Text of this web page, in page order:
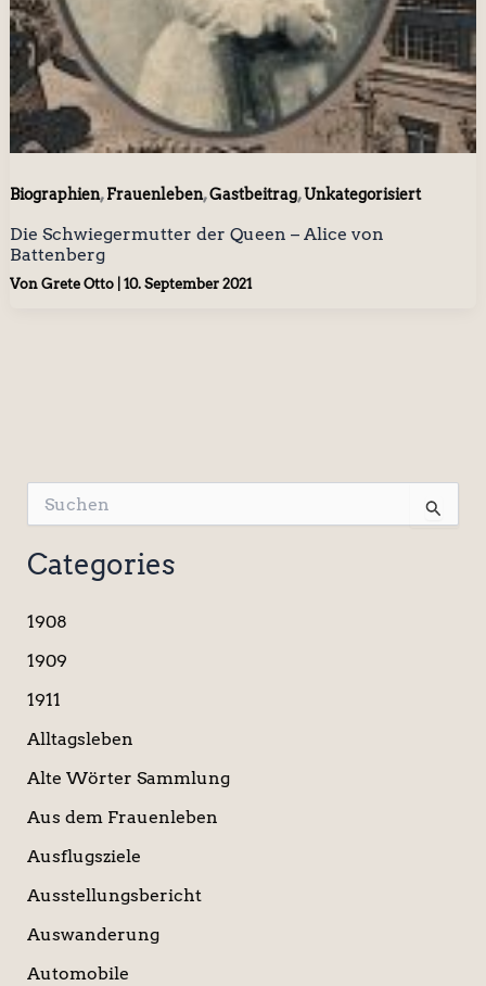
Biographien,Frauenleben,Gastbeitrag,Unkategorisiert
Die Schwiegermutter der Queen – Alice von
Battenberg
Von Grete Otto 10. September 2021
u
c
h
n
a
h
Categories
1908
1909
1911
Alltagsleben
Alte Wörter Sammlung
Aus dem Frauenleben
Ausflugsziele
Ausstellungsbericht
Auswanderung
Automobile